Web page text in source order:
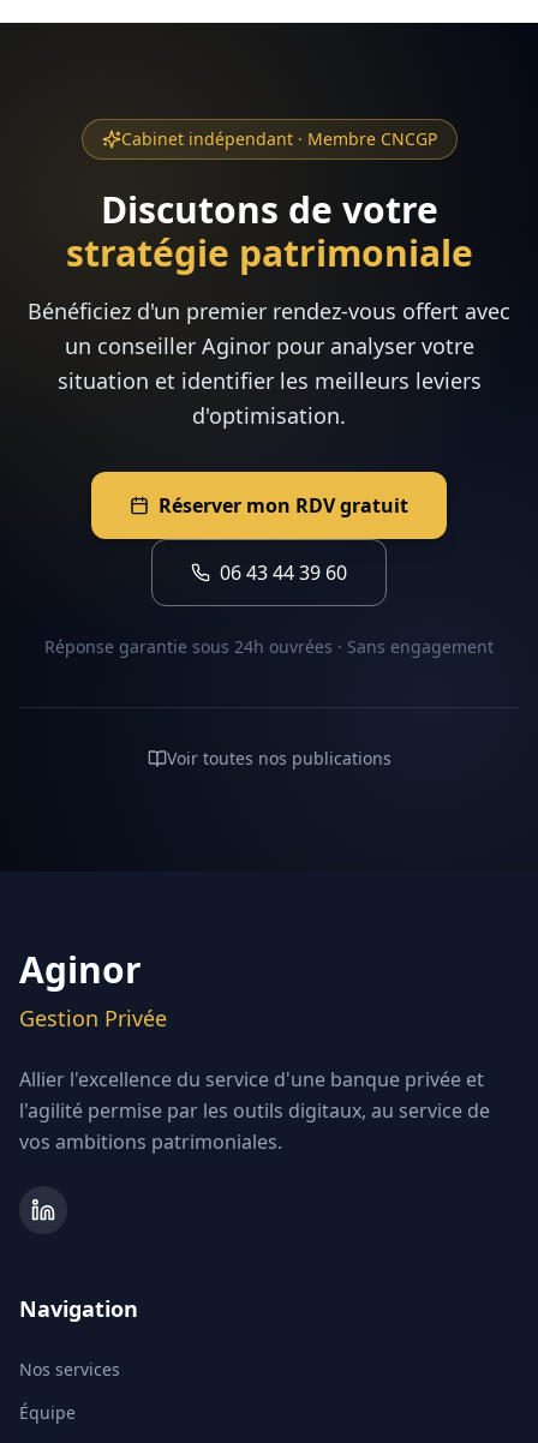
Cabinet indépendant · Membre CNCGP
Discutons de votre
stratégie patrimoniale
Bénéficiez d'un premier rendez-vous offert avec
un conseiller Aginor pour analyser votre
situation et identifier les meilleurs leviers
d'optimisation.
Réserver mon RDV gratuit
06 43 44 39 60
Réponse garantie sous 24h ouvrées · Sans engagement
Voir toutes nos publications
Aginor
Gestion Privée
Allier l'excellence du service d'une banque privée et
l'agilité permise par les outils digitaux, au service de
vos ambitions patrimoniales.
Navigation
Nos services
Équipe